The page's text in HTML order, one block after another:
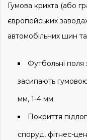
Гумова крихта (або
європейських
автомобільних шин
Футбольні поля
засипають
мм, 1-4 мм.
Покриття
споруд, фітнес-